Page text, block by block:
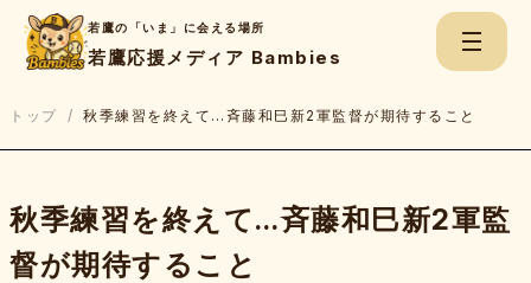
若鷹の「いま」に会える場所
若鷹応援メディア Bambies
索:
ちくごNews
トップ / 秋季練習を終えて…斉藤和巳新2軍監督が期待すること
秋季練習を終えて…斉藤和巳新2軍監
督が期待すること